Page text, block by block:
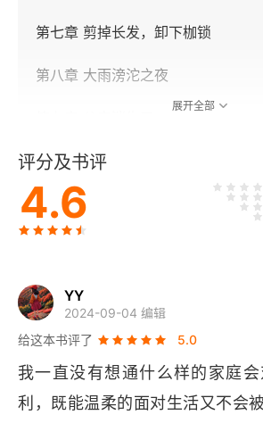
第七章 剪掉长发，卸下枷锁
第八章 大雨滂沱之夜
下部
第十章 离开，远远地离开
第十二章 妇女儿童救助中心
第十三章 一拳KO跟踪骚扰狂
第十四章 以暴制暴
展开全部
评分及书评
4.6
YY
2024-09-04 编辑
给这本书评了
5.0
我一直没有想通什么样的家庭
利，既能温柔的面对生活又不会